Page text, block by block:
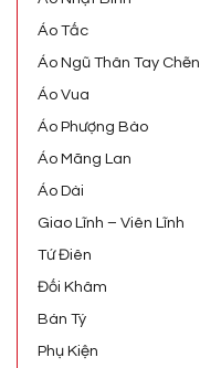
Áo Tấc
Áo Ngũ Thân Tay Chẽn
Áo Vua
Áo Phượng Bào
Áo Mãng Lan
Áo Dài
Giao Lĩnh – Viên Lĩnh
Tứ Điên
Đối Khâm
Bán Tý
Phụ Kiện